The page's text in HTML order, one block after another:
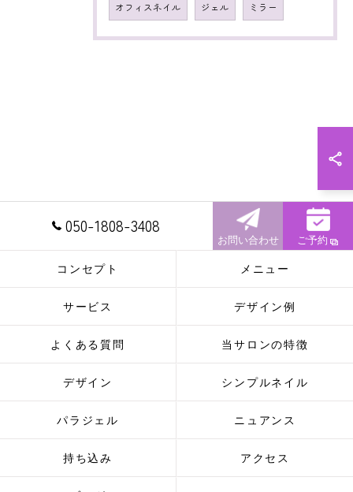
オフィスネイル ジェル ミラー
050-1808-3408
お問い合わせ ご予約
コンセプト メニュー
サービス デザイン例
よくある質問 当サロンの特徴
デザイン シンプルネイル
パラジェル ニュアンス
持ち込み アクセス